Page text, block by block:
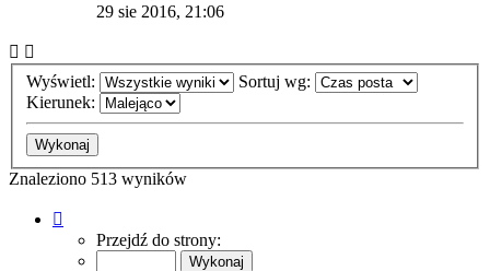
29 sie 2016, 21:06
Wyświetl:
Sortuj wg:
Kierunek:
Znaleziono 513 wyników
Przejdź do strony: